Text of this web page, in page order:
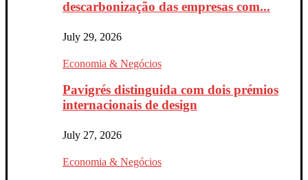
descarbonização das empresas com...
July 29, 2026
Economia & Negócios
Pavigrés distinguida com dois prémios
internacionais de design
July 27, 2026
Economia & Negócios